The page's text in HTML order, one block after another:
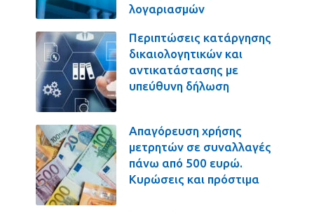
λογαριασμών
Περιπτώσεις κατάργησης
δικαιολογητικών και
αντικατάστασης με
υπεύθυνη δήλωση
Απαγόρευση χρήσης
μετρητών σε συναλλαγές
πάνω από 500 ευρώ.
Κυρώσεις και πρόστιμα